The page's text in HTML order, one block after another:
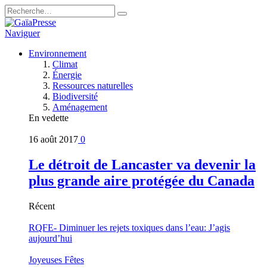
Naviguer
Environnement
Climat
Énergie
Ressources naturelles
Biodiversité
Aménagement
En vedette
16 août 2017 0
Le détroit de Lancaster va devenir la
plus grande aire protégée du Canada
Récent
RQFE- Diminuer les rejets toxiques dans l’eau: J’agis
aujourd’hui
Joyeuses Fêtes